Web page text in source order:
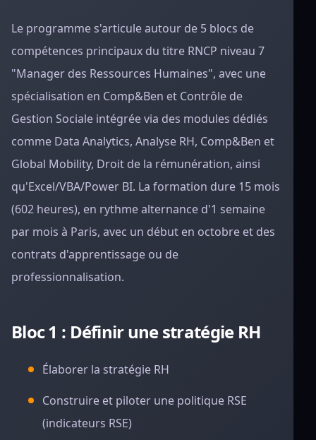
Le programme s'articule autour de 5 blocs de
compétences principaux du titre RNCP niveau 7
"Manager des Ressources Humaines", avec une
spécialisation en Comp&Ben et Contrôle de
Gestion Sociale intégrée via des modules dédiés
comme Data Analytics, Analyse RH, Comp&Ben et
Global Mobility, Droit de la rémunération, ainsi
qu'Excel/VBA/Power BI. La formation dure 15 mois
(602 heures), en rythme alternance d'1 semaine
par mois à Paris, avec un début en octobre et des
contrats d'apprentissage ou de
professionnalisation.
Bloc 1 : Définir une stratégie RH
Élaborer la stratégie RH
Construire et piloter une politique RSE
(indicateurs RSE)